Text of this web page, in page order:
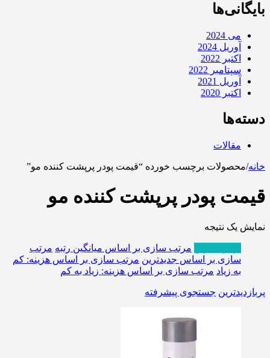
بایگانی‌ها
می 2024
آوریل 2024
اکتبر 2022
سپتامبر 2022
آوریل 2021
اکتبر 2020
دسته‌ها
مقالات
خانه/محصولات برچسب خورده “قیمت پودر پرپشت کننده مو”
قیمت پودر پرپشت کننده مو
نمایش یک نتیجه
مرتب سازی بر اساس میانگین رتبه مرتب
سازی بر اساس جدیدترین مرتب سازی بر اساس هزینه: کم
به زیاد مرتب سازی بر اساس هزینه: زیاد به کم
پربازدیدترین جستجوی پیشرفته